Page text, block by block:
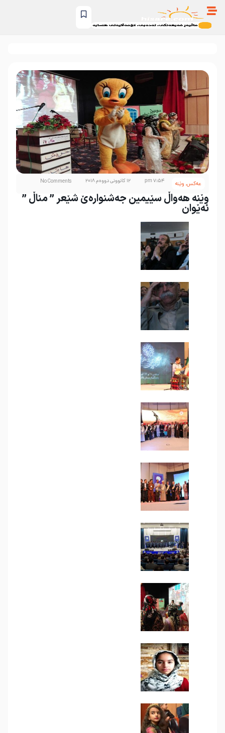
عه‌کس, وێنە 7:54 pm 12 کانوونی دووەم 2018 No Comments
وێنە هەواڵ سێیمین جەشنوارەێ شێعر ” مناڵ ”
ئەێوان